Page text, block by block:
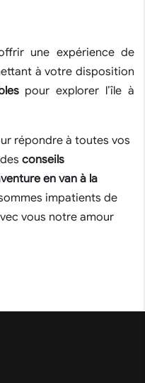
une expérience de
à votre disposition
pour explorer l’île à
répondre à toutes vos
conseils
en van à la
impatients de
vous notre amour